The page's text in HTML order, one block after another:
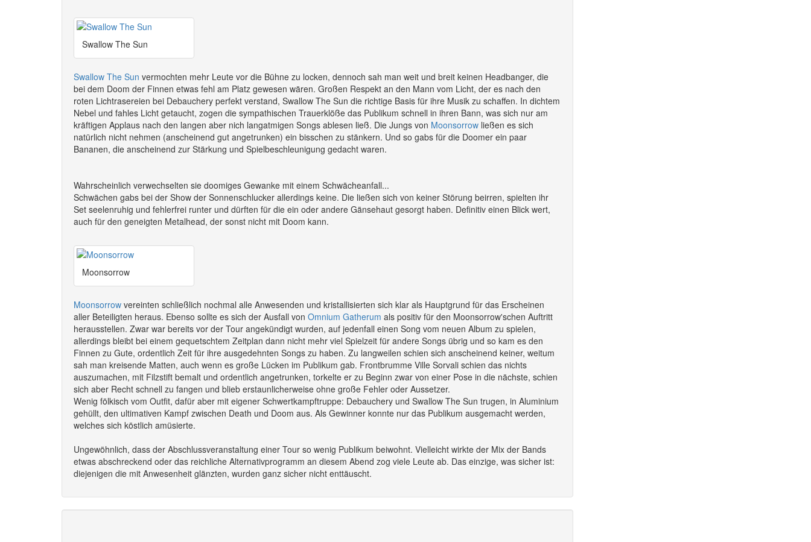
Swallow The Sun
Swallow The Sun vermochten mehr Leute vor die Bühne zu locken, dennoch sah man weit und breit keinen Headbanger, die
bei dem Doom der Finnen etwas fehl am Platz gewesen wären. Großen Respekt an den Mann vom Licht, der es nach den
roten Lichtrasereien bei Debauchery perfekt verstand, Swallow The Sun die richtige Basis für ihre Musik zu schaffen. In dichtem
Nebel und fahles Licht getaucht, zogen die sympathischen Trauerklöße das Publikum schnell in ihren Bann, was sich nur am
kräftigen Applaus nach den langen aber nich langatmigen Songs ablesen ließ. Die Jungs von Moonsorrow ließen es sich
natürlich nicht nehmen (anscheinend gut angetrunken) ein bisschen zu stänkern. Und so gabs für die Doomer ein paar
Bananen, die anscheinend zur Stärkung und Spielbeschleunigung gedacht waren.
Wahrscheinlich verwechselten sie doomiges Gewanke mit einem Schwächeanfall...
Schwächen gabs bei der Show der Sonnenschlucker allerdings keine. Die ließen sich von keiner Störung beirren, spielten ihr
Set seelenruhig und fehlerfrei runter und dürften für die ein oder andere Gänsehaut gesorgt haben. Definitiv einen Blick wert,
auch für den geneigten Metalhead, der sonst nicht mit Doom kann.
Moonsorrow
Moonsorrow vereinten schließlich nochmal alle Anwesenden und kristallisierten sich klar als Hauptgrund für das Erscheinen
aller Beteiligten heraus. Ebenso sollte es sich der Ausfall von Omnium Gatherum als positiv für den Moonsorrow'schen Auftritt
herausstellen. Zwar war bereits vor der Tour angekündigt wurden, auf jedenfall einen Song vom neuen Album zu spielen,
allerdings bleibt bei einem gequetschtem Zeitplan dann nicht mehr viel Spielzeit für andere Songs übrig und so kam es den
Finnen zu Gute, ordentlich Zeit für ihre ausgedehnten Songs zu haben. Zu langweilen schien sich anscheinend keiner, weitum
sah man kreisende Matten, auch wenn es große Lücken im Publikum gab. Frontbrumme Ville Sorvali schien das nichts
auszumachen, mit Filzstift bemalt und ordentlich angetrunken, torkelte er zu Beginn zwar von einer Pose in die nächste, schien
sich aber Recht schnell zu fangen und blieb erstaunlicherweise ohne große Fehler oder Aussetzer.
Wenig fölkisch vom Outfit, dafür aber mit eigener Schwertkampftruppe: Debauchery und Swallow The Sun trugen, in Aluminium
gehüllt, den ultimativen Kampf zwischen Death und Doom aus. Als Gewinner konnte nur das Publikum ausgemacht werden,
welches sich köstlich amüsierte.
Ungewöhnlich, dass der Abschlussveranstaltung einer Tour so wenig Publikum beiwohnt. Vielleicht wirkte der Mix der Bands
etwas abschreckend oder das reichliche Alternativprogramm an diesem Abend zog viele Leute ab. Das einzige, was sicher ist:
diejenigen die mit Anwesenheit glänzten, wurden ganz sicher nicht enttäuscht.